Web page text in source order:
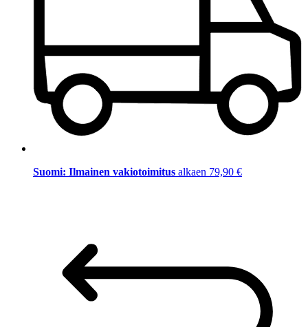
Suomi: Ilmainen vakiotoimitus alkaen 79,90 €